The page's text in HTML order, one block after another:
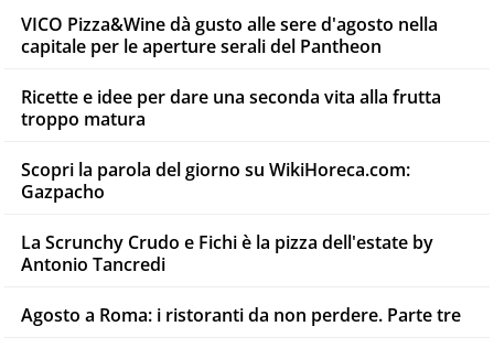
VICO Pizza&Wine dà gusto alle sere d'agosto nella
capitale per le aperture serali del Pantheon
Ricette e idee per dare una seconda vita alla frutta
troppo matura
Scopri la parola del giorno su WikiHoreca.com:
Gazpacho
La Scrunchy Crudo e Fichi è la pizza dell'estate by
Antonio Tancredi
Agosto a Roma: i ristoranti da non perdere. Parte tre